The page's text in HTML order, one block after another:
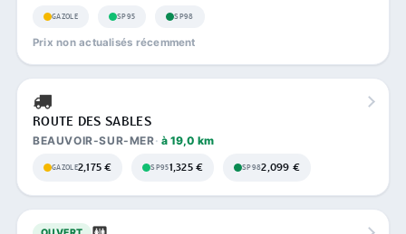
GAZOLE SP95 SP98
Prix non actualisés récemment
ROUTE DES SABLES
BEAUVOIR-SUR-MER à 19,0 km
GAZOLE2,175 € SP951,325 € SP982,099 €